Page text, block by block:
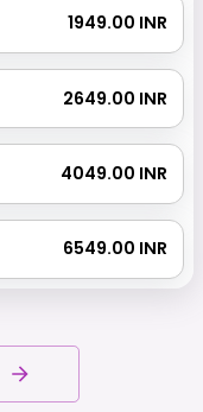
₹ 1949.00 INR
₹ 2649.00 INR
₹ 4049.00 INR
₹ 6549.00 INR